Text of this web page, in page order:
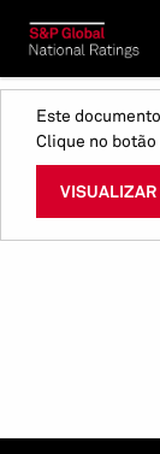
Este
Clique no
VISUALIZAR